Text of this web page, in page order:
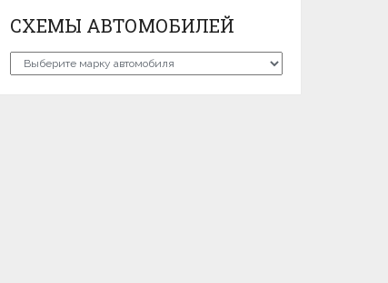
СХЕМЫ АВТОМОБИЛЕЙ
Схемы